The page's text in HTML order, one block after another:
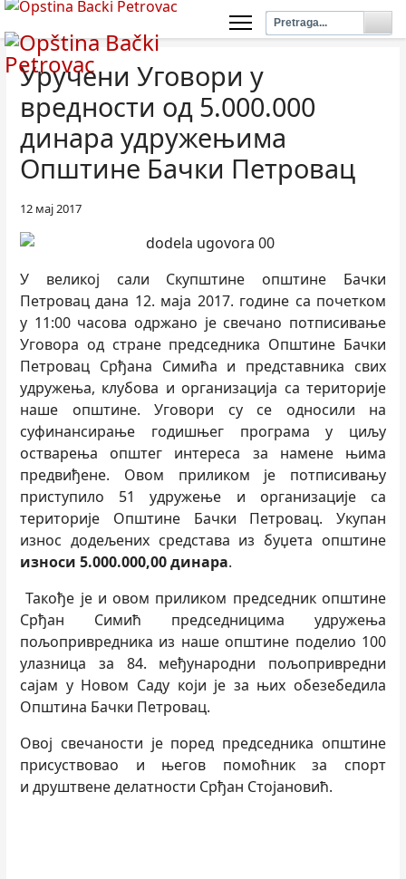
Уручени Уговори у
вредности од 5.000.000
динара удружењима
Општине Бачки Петровац
12 мај 2017
У великој сали Скупштине општине Бачки
Петровац дана 12. маја 2017. године са почетком
у 11:00 часова одржано је свечано потписивање
Уговора од стране председника Општине Бачки
Петровац Срђана Симића и представника свих
удружења, клубова и организација са територије
наше општине. Уговори су се односили на
суфинансирање годишњег програма у циљу
остварења општег интереса за намене њима
предвиђене. Овом приликом је потписивању
приступило 51 удружење и организације са
територије Општине Бачки Петровац. Укупан
износ додељених средстава из буџета општине
износи 5.000.000,00 динара.
Такође је и овом приликом председник општине
Срђан Симић председницима удружења
пољопривредника из наше општине поделио 100
улазница за 84. међународни пољопривредни
сајам у Новом Саду који је за њих обезебедила
Општина Бачки Петровац.
Овој свечаности је поред председника општине
присуствовао и његов помоћник за спорт
и друштвене делатности Срђан Стојановић.